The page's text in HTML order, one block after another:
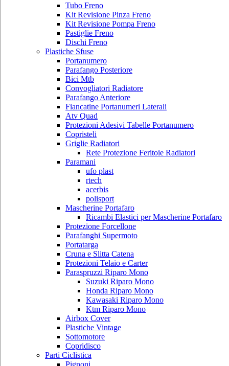
Tubo Freno
Kit Revisione Pinza Freno
Kit Revisione Pompa Freno
Pastiglie Freno
Dischi Freno
Plastiche Sfuse
Portanumero
Parafango Posteriore
Bici Mtb
Convogliatori Radiatore
Parafango Anteriore
Fiancatine Portanumeri Laterali
Atv Quad
Protezioni Adesivi Tabelle Portanumero
Copristeli
Griglie Radiatori
Rete Protezione Feritoie Radiatori
Paramani
ufo plast
rtech
acerbis
polisport
Mascherine Portafaro
Ricambi Elastici per Mascherine Portafaro
Protezione Forcellone
Parafanghi Supermoto
Portatarga
Cruna e Slitta Catena
Protezioni Telaio e Carter
Paraspruzzi Riparo Mono
Suzuki Riparo Mono
Honda Riparo Mono
Kawasaki Riparo Mono
Ktm Riparo Mono
Airbox Cover
Plastiche Vintage
Sottomotore
Copridisco
Parti Ciclistica
Pignoni